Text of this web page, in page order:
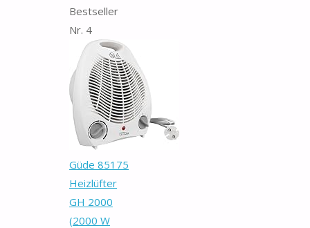
Bestseller
Nr. 4
Güde 85175
Heizlüfter
GH 2000
(2000 W